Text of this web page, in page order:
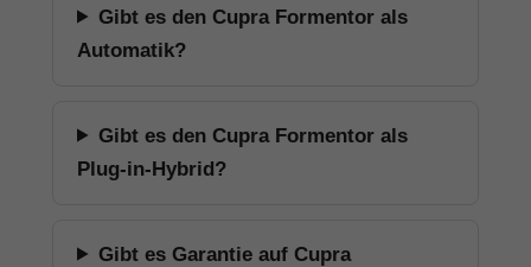
Gibt es den Cupra Formentor als
Automatik?
Gibt es den Cupra Formentor als
Plug-in-Hybrid?
Gibt es Garantie auf Cupra